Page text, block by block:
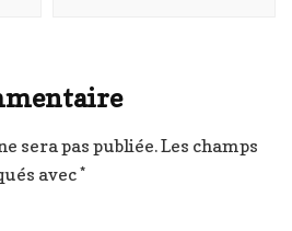
sera pas publiée.Les champs
avec*